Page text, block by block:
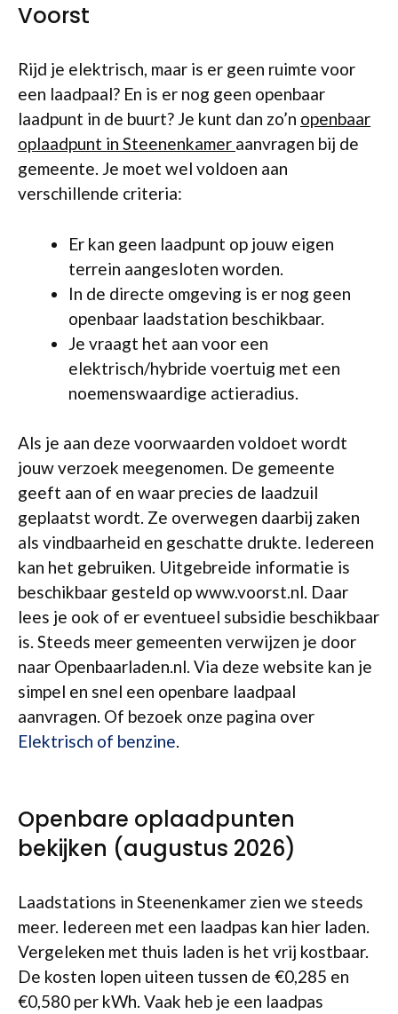
Voorst
Rijd je elektrisch, maar is er geen ruimte voor
een laadpaal? En is er nog geen openbaar
laadpunt in de buurt? Je kunt dan zo’n openbaar
oplaadpunt in Steenenkamer aanvragen bij de
gemeente. Je moet wel voldoen aan
verschillende criteria:
Er kan geen laadpunt op jouw eigen
terrein aangesloten worden.
In de directe omgeving is er nog geen
openbaar laadstation beschikbaar.
Je vraagt het aan voor een
elektrisch/hybride voertuig met een
noemenswaardige actieradius.
Als je aan deze voorwaarden voldoet wordt
jouw verzoek meegenomen. De gemeente
geeft aan of en waar precies de laadzuil
geplaatst wordt. Ze overwegen daarbij zaken
als vindbaarheid en geschatte drukte. Iedereen
kan het gebruiken. Uitgebreide informatie is
beschikbaar gesteld op www.voorst.nl. Daar
lees je ook of er eventueel subsidie beschikbaar
is. Steeds meer gemeenten verwijzen je door
naar Openbaarladen.nl. Via deze website kan je
simpel en snel een openbare laadpaal
aanvragen. Of bezoek onze pagina over
Elektrisch of benzine.
Openbare oplaadpunten
bekijken (augustus 2026)
Laadstations in Steenenkamer zien we steeds
meer. Iedereen met een laadpas kan hier laden.
Vergeleken met thuis laden is het vrij kostbaar.
De kosten lopen uiteen tussen de €0,285 en
€0,580 per kWh. Vaak heb je een laadpas